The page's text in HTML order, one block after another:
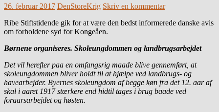
26. februar 2017 DenStoreKrig Skriv en kommentar
Ribe Stiftstidende gik for at være den bedst informerede danske avis
om forholdene syd for Kongeåen.
Børnene organiseres. Skoleungdommen og landbrugsarbejdet
Det vil herefter paa en omfangsrig maade blive gennemført, at
skoleungdommen bliver holdt til at hjælpe ved landbrugs- og
havearbejder. Byernes skoleungdom af begge køn fra det 12. aar af
skal i aaret 1917 stærkere end hidtil tages i brug baade ved
foraarsarbejdet og høsten.